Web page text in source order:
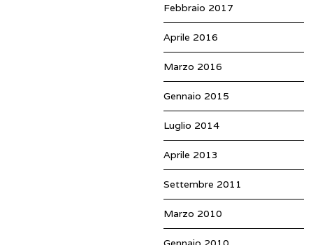
Febbraio 2017
Aprile 2016
Marzo 2016
Gennaio 2015
Luglio 2014
Aprile 2013
Settembre 2011
Marzo 2010